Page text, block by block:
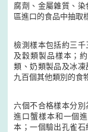
腐劑、金屬雜質、
區進口的食品中抽取
檢測樣本包括約三
及穀類製品樣本；
類、奶類製品及冰
九百個其他類別的食
六個不合格樣本分
進口蟹樣本和一個
本；一個驗出孔雀